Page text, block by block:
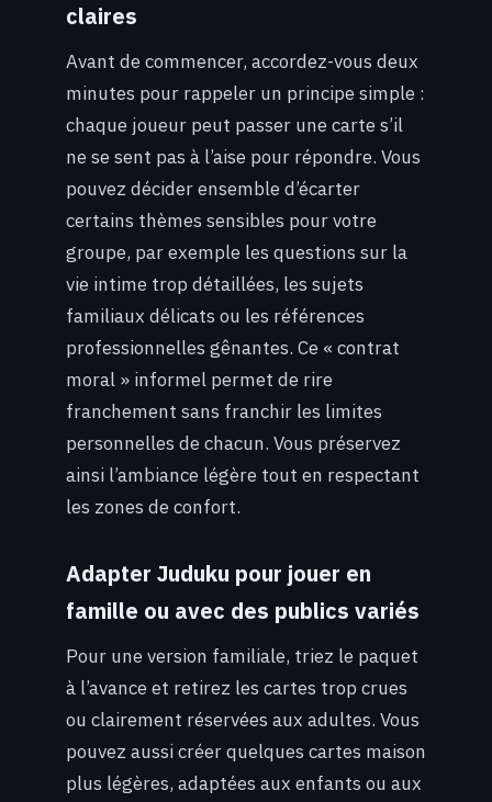
claires
Avant de commencer, accordez-vous deux
minutes pour rappeler un principe simple :
chaque joueur peut passer une carte s’il
ne se sent pas à l’aise pour répondre. Vous
pouvez décider ensemble d’écarter
certains thèmes sensibles pour votre
groupe, par exemple les questions sur la
vie intime trop détaillées, les sujets
familiaux délicats ou les références
professionnelles gênantes. Ce « contrat
moral » informel permet de rire
franchement sans franchir les limites
personnelles de chacun. Vous préservez
ainsi l’ambiance légère tout en respectant
les zones de confort.
Adapter Juduku pour jouer en
famille ou avec des publics variés
Pour une version familiale, triez le paquet
à l’avance et retirez les cartes trop crues
ou clairement réservées aux adultes. Vous
pouvez aussi créer quelques cartes maison
plus légères, adaptées aux enfants ou aux